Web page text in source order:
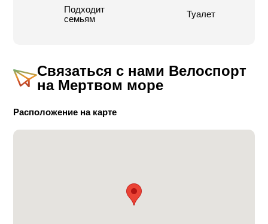
Подходит
семьям
Туалет
Связаться с нами Велоспорт
на Мертвом море
Расположение на карте